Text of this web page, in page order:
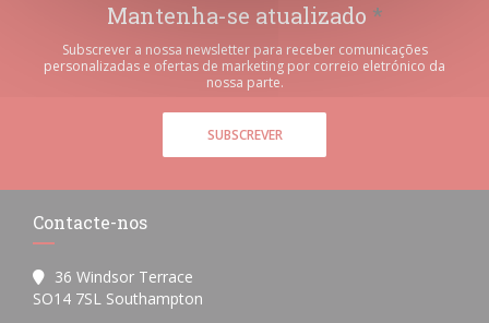
Mantenha-se atualizado *
Subscrever a nossa newsletter para receber comunicações
personalizadas e ofertas de marketing por correio eletrónico da
nossa parte.
SUBSCREVER
Contacte-nos
36 Windsor Terrace
SO14 7SL Southampton